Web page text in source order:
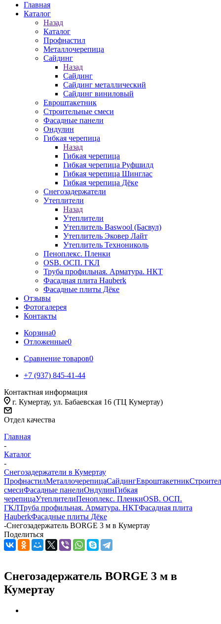
Главная
Каталог
Назад
Каталог
Профнастил
Металлочерепица
Сайдинг
Назад
Сайдинг
Сайдинг металлический
Сайдинг виниловый
Евроштакетник
Строительные смеси
Фасадные панели
Ондулин
Гибкая черепица
Назад
Гибкая черепица
Гибкая черепица Руфшилд
Гибкая черепица Шинглас
Гибкая черепица Дёке
Снегозадержатели
Утеплители
Назад
Утеплители
Утеплитель Baswool (Басвул)
Утеплитель Эковер Лайт
Утеплитель Технониколь
Пеноплекс. Пленки
OSB. ОСП. ГКЛ
Труба профильная. Арматура. НКТ
Фасадная плита Hauberk
Фасадные плиты Дёке
Отзывы
Фотогалерея
Контакты
Корзина0
Отложенные0
Сравнение товаров0
+7 (937) 845-41-44
Контактная информация
г. Кумертау, ул. Бабаевская 16 (ТЦ Кумертау)
Отдел качества
Главная
-
Каталог
-
Снегозадержатели в Кумертау
ПрофнастилМеталлочерепицаСайдингЕвроштакетник
смесиФасадные панелиОндулинГибкая
черепицаУтеплителиПеноплекс. ПленкиOSB. ОСП.
ГКЛТруба профильная. Арматура. НКТФасадная плита
HauberkФасадные плиты Дёке
-Снегозадержатель BORGE 3 м в Кумертау
Поделиться
Снегозадержатель BORGE 3 м в
Кумертау